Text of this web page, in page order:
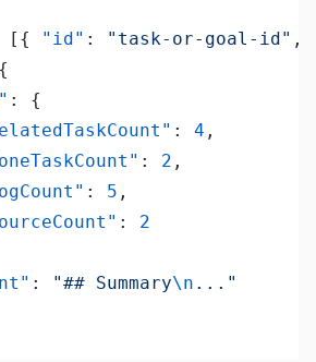
[{ "id" : "task-or-goal-id" ,
: {
: 4 ,
: 2 ,
: 5 ,
: 2
: "## Summary\n ..."